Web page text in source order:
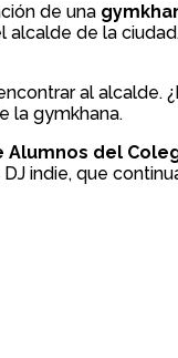
de una
alcalde de la
al alcalde.
la gymkhana.
Alumnos del
indie, que